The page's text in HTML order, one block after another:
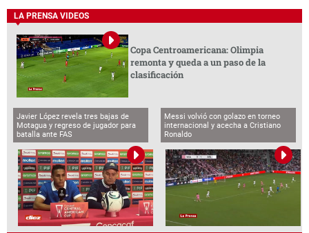
LA PRENSA VIDEOS
Copa Centroamericana: Olimpia
remonta y queda a un paso de la
clasificación
Javier López revela tres bajas de
Motagua y regreso de jugador para
batalla ante FAS
Messi volvió con golazo en torneo
internacional y acecha a Cristiano
Ronaldo